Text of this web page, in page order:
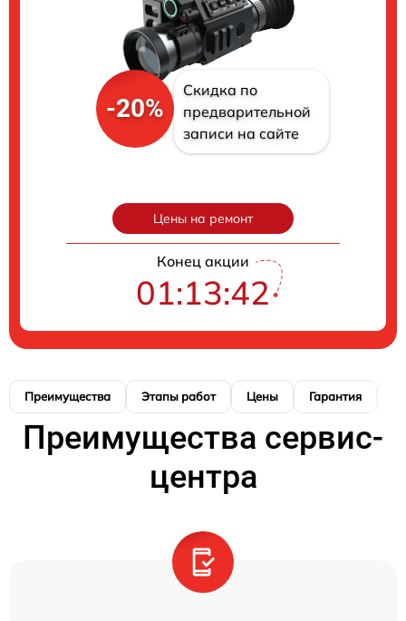
-20%
Скидка по
предварительной
записи на сайте
Цены на ремонт
Конец акции
01:13:41
Преимущества Этапы работ Цены Гарантия
Преимущества сервис-
центра